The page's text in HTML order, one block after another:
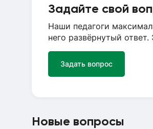
Задайте свой
Наши педагоги
него развёрнутый ответ.
Задать вопрос
Новые вопросы